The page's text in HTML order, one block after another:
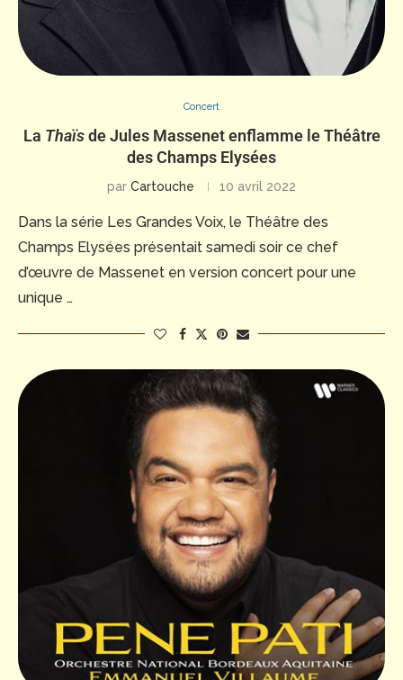
Concert
La Thaïsde Jules Massenet enflamme le Théâtre
des Champs Elysées
par Cartouche 10 avril 2022
Dans la série Les Grandes Voix, le Théâtre des
Champs Elysées présentait samedi soir ce chef
d’œuvre de Massenet en version concert pour une
unique …